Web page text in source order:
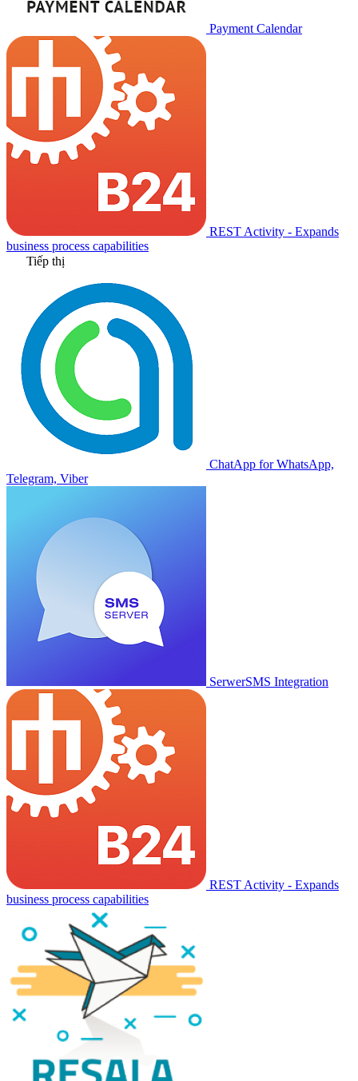
Payment Calendar
REST Activity - Expands
business process capabilities
Tiếp thị
ChatApp for WhatsApp,
Telegram, Viber
SerwerSMS Integration
REST Activity - Expands
business process capabilities